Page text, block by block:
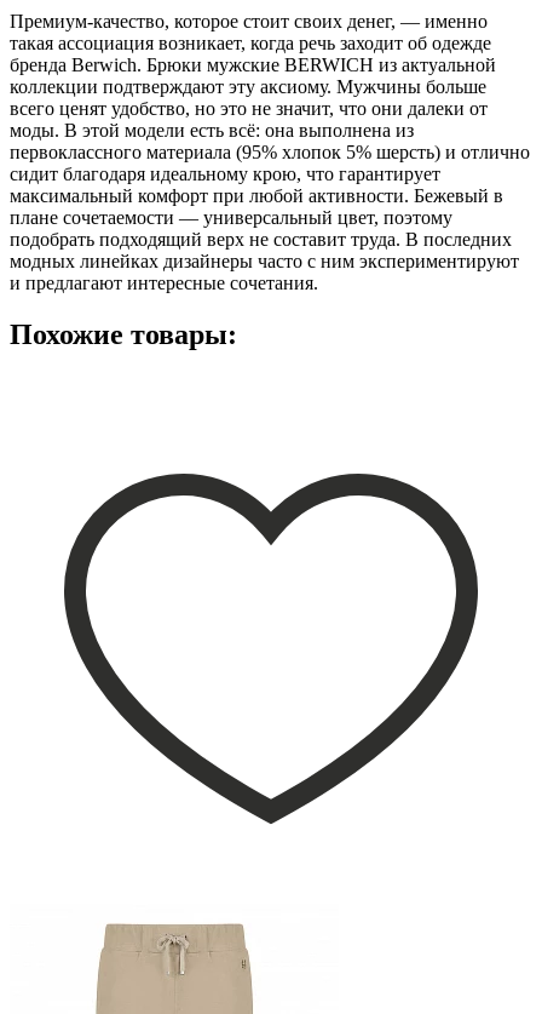
Премиум-качество, которое стоит своих денег, — именно
такая ассоциация возникает, когда речь заходит об одежде
бренда Berwich. Брюки мужские BERWICH из актуальной
коллекции подтверждают эту аксиому. Мужчины больше
всего ценят удобство, но это не значит, что они далеки от
моды. В этой модели есть всё: она выполнена из
первоклассного материала (95% хлопок 5% шерсть) и отлично
сидит благодаря идеальному крою, что гарантирует
максимальный комфорт при любой активности. Бежевый в
плане сочетаемости — универсальный цвет, поэтому
подобрать подходящий верх не составит труда. В последних
модных линейках дизайнеры часто с ним экспериментируют
и предлагают интересные сочетания.
Похожие товары: